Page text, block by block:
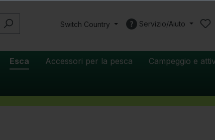
Switch Country
Servizio/Aiuto
Esca Accessori per la pesca Campeggio e